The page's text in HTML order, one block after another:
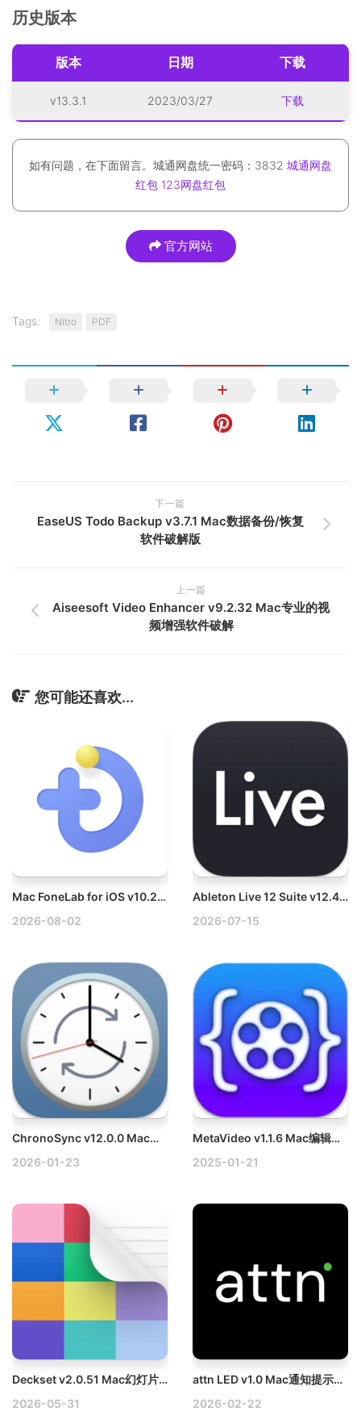
历史版本
版本 日期 下载
v13.3.1 2023/03/27 下载
如有问题，在下面留言。城通网盘统一密码：3832 城通网盘
红包 123网盘红包
官方网站
Tags: Nitro PDF
下一篇
EaseUS Todo Backup v3.7.1 Mac数据备份/恢复
软件破解版
上一篇
Aiseesoft Video Enhancer v9.2.32 Mac专业的视
频增强软件破解
您可能还喜欢...
Mac FoneLab for iOS v10.2.68 Mac iOS数据恢复工具破解版
2026-08-02
Ableton Live 12 Suite v12.4.3 Mac音乐创作软件套装破解版
2026-07-15
ChronoSync v12.0.0 Mac数据同步及备份工具破解版
2026-01-23
MetaVideo v1.1.6 Mac编辑视频元数据破解版
2025-01-21
Deckset v2.0.51 Mac幻灯片制作工具破解版
2026-05-31
attn LED v1.0 Mac通知提示增强工具破解版
2026-02-22